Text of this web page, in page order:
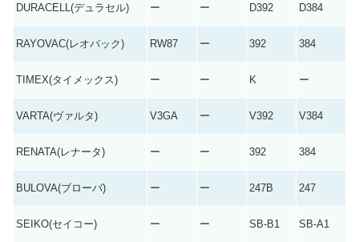
DURACELL(デュラセル) ー ー D392 D384
RAYOVAC(レオバック) RW87 ー 392 384
TIMEX(タイメックス) ー ー K ー
VARTA(ヴァルタ) V3GA ー V392 V384
RENATA(レナータ) ー ー 392 384
BULOVA(ブローバ) ー ー 247B 247
SEIKO(セイコー) ー ー SB-B1 SB-A1